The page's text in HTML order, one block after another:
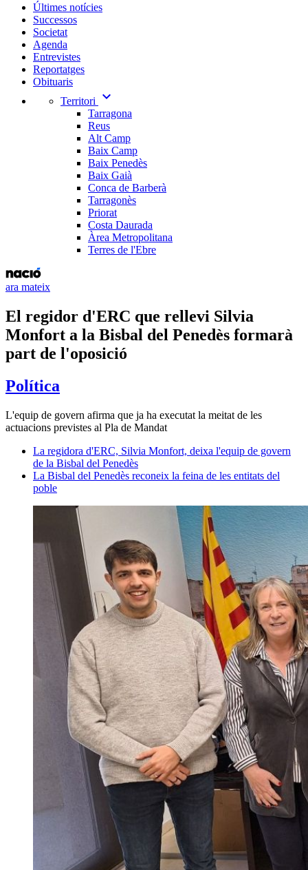
Últimes notícies
Successos
Societat
Agenda
Entrevistes
Reportatges
Obituaris
Territori
expand_more
Tarragona
Reus
Alt Camp
Baix Camp
Baix Penedès
Baix Gaià
Conca de Barberà
Tarragonès
Priorat
Costa Daurada
Àrea Metropolitana
Terres de l'Ebre
ara mateix
El regidor d'ERC que rellevi Silvia
Monfort a la Bisbal del Penedès formarà
part de l'oposició
Política
L'equip de govern afirma que ja ha executat la meitat de les
actuacions previstes al Pla de Mandat
La regidora d'ERC, Silvia Monfort, deixa l'equip de govern
de la Bisbal del Penedès
La Bisbal del Penedès reconeix la feina de les entitats del
poble